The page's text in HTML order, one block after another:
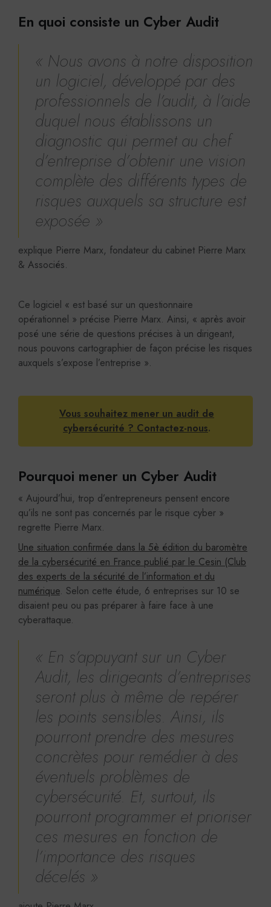
En quoi consiste un Cyber Audit
« Nous avons à notre disposition
un logiciel, développé par des
professionnels de l’audit, à l’aide
duquel nous établissons un
diagnostic qui permet au chef
d’entreprise d’obtenir une vision
complète des différents types de
risques auxquels sa structure est
exposée »
explique Pierre Marx, fondateur du cabinet Pierre Marx
& Associés.
Ce logiciel « est basé sur un questionnaire
opérationnel » précise Pierre Marx. Ainsi, « après avoir
posé une série de questions précises à un dirigeant,
nous pouvons cartographier de façon précise les risques
auxquels s’expose l’entreprise ».
Vous souhaitez mener un audit de
cybersécurité ? Contactez-nous.
Pourquoi mener un Cyber Audit
« Aujourd’hui, trop d’entrepreneurs pensent encore
qu’ils ne sont pas concernés par le risque cyber »
regrette Pierre Marx.
Une situation confirmée dans la 5è édition du baromètre
de la cybersécurité en France publié par le Cesin (Club
des experts de la sécurité de l’information et du
numérique. Selon cette étude, 6 entreprises sur 10 se
disaient peu ou pas préparer à faire face à une
cyberattaque.
« En s’appuyant sur un Cyber
Audit, les dirigeants d’entreprises
seront plus à même de repérer
les points sensibles. Ainsi, ils
pourront prendre des mesures
concrètes pour remédier à des
éventuels problèmes de
cybersécurité. Et, surtout, ils
pourront programmer et prioriser
ces mesures en fonction de
l’importance des risques
décelés »